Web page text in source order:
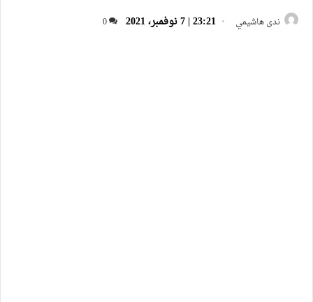
ندى هاشيمي 23:21 | 7 نوفمبر، 2021 0